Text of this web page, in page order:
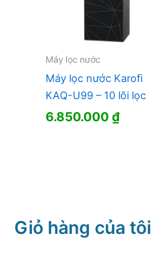
Máy lọc nước
Máy lọc nước Karofi
KAQ-U99 – 10 lõi lọc
6.850.000₫
Giỏ hàng của tôi